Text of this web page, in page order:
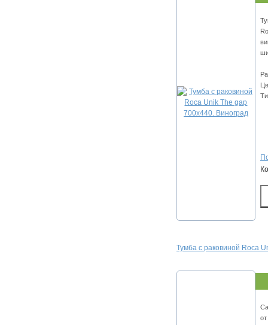
Тумба с раковиной Roca